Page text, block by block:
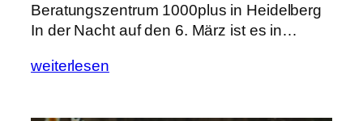
Beratungszentrum 1000plus in Heidelberg
In der Nacht auf den 6. März ist es in…
weiterlesen